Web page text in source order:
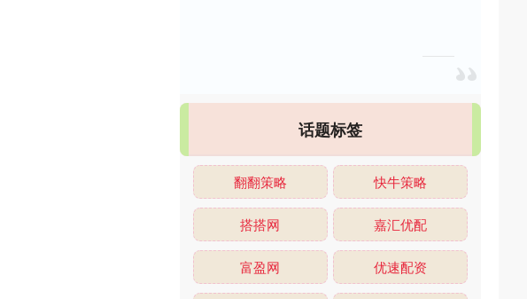
话题标签
翻翻策略 快牛策略
搭搭网 嘉汇优配
富盈网 优速配资